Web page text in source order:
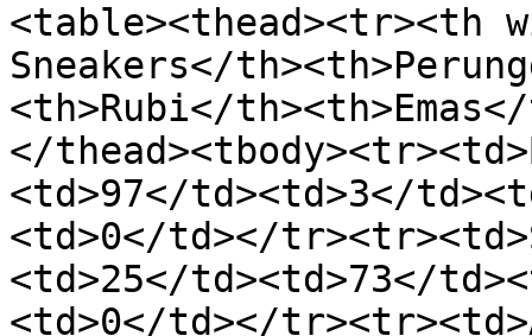
<table><thead><tr><th
Sneakers</
<th>Rubi</
</
<td>97</td><td>3</
<td>0</td></
<td>25</td><td>73</
<td>0</td></